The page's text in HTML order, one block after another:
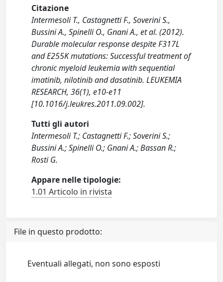
Citazione
Intermesoli T., Castagnetti F., Soverini S.,
Bussini A., Spinelli O., Gnani A., et al. (2012).
Durable molecular response despite F317L
and E255K mutations: Successful treatment of
chronic myeloid leukemia with sequential
imatinib, nilotinib and dasatinib. LEUKEMIA
RESEARCH, 36(1), e10-e11
[10.1016/j.leukres.2011.09.002].
Tutti gli autori
Intermesoli T.; Castagnetti F.; Soverini S.;
Bussini A.; Spinelli O.; Gnani A.; Bassan R.;
Rosti G.
Appare nelle tipologie:
1.01 Articolo in rivista
File in questo prodotto:
Eventuali allegati, non sono esposti